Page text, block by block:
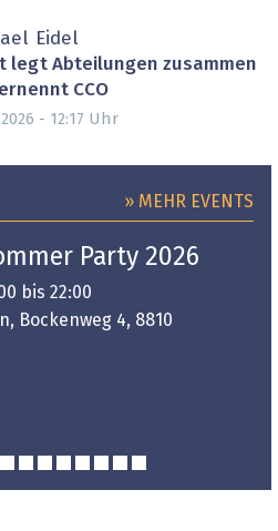
Eidel
legt Abteilungen zusammen
CCO
- 12:17 Uhr
» MEHR EVENTS
Party 2026
bis 22:00
Bockenweg 4, 8810